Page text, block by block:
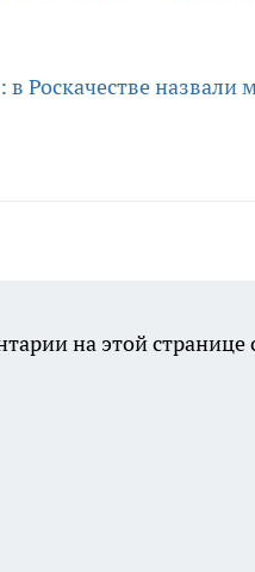
Роскачестве назвали
на этой